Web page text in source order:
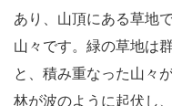
あり、山頂にある草地
山々です。緑の草地は
と、積み重なった山々
林が波のように起伏し